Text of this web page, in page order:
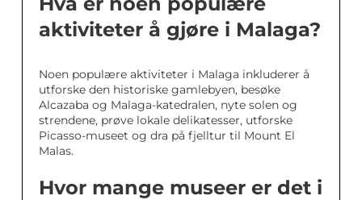
aktiviteter å gjøre i Malaga?
Noen populære aktiviteter i Malaga inkluderer å
utforske den historiske gamlebyen, besøke
Alcazaba og Malaga-katedralen, nyte solen og
strendene, prøve lokale delikatesser, utforske
Picasso-museet og dra på fjelltur til Mount El
Malas.
Hvor mange museer er det i